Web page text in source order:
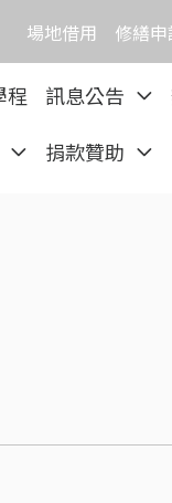
場地借用 修繕申
程 訊息公告
捐款贊助